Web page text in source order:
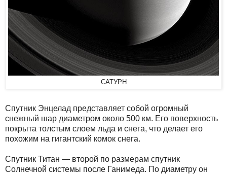
САТУРН
Спутник Энцелад представляет собой огромный
снежный шар диаметром около 500 км. Его поверхность
покрыта толстым слоем льда и снега, что делает его
похожим на гигантский комок снега.
Спутник Титан — второй по размерам спутник
Солнечной системы после Ганимеда. По диаметру он